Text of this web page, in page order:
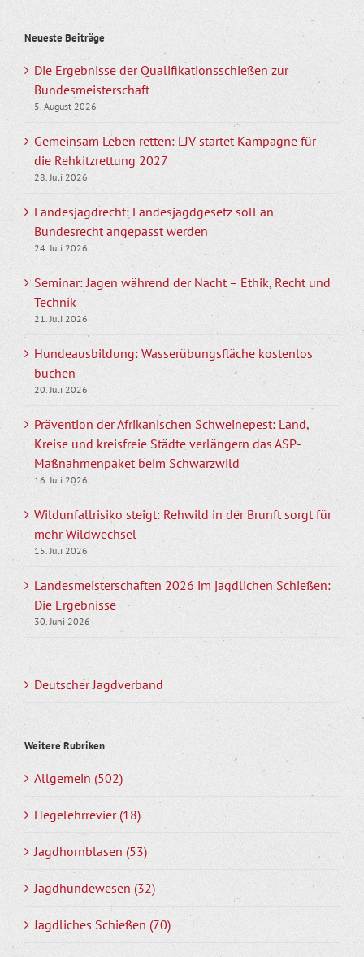
Neueste Beiträge
Die Ergebnisse der Qualifikationsschießen zur
Bundesmeisterschaft
5. August 2026
Gemeinsam Leben retten: LJV startet Kampagne für
die Rehkitzrettung 2027
28. Juli 2026
Landesjagdrecht: Landesjagdgesetz soll an
Bundesrecht angepasst werden
24. Juli 2026
Seminar: Jagen während der Nacht – Ethik, Recht und
Technik
21. Juli 2026
Hundeausbildung: Wasserübungsfläche kostenlos
buchen
20. Juli 2026
Prävention der Afrikanischen Schweinepest: Land,
Kreise und kreisfreie Städte verlängern das ASP-
Maßnahmenpaket beim Schwarzwild
16. Juli 2026
Wildunfallrisiko steigt: Rehwild in der Brunft sorgt für
mehr Wildwechsel
15. Juli 2026
Landesmeisterschaften 2026 im jagdlichen Schießen:
Die Ergebnisse
30. Juni 2026
Deutscher Jagdverband
Weitere Rubriken
Allgemein (502)
Hegelehrrevier (18)
Jagdhornblasen (53)
Jagdhundewesen (32)
Jagdliches Schießen (70)